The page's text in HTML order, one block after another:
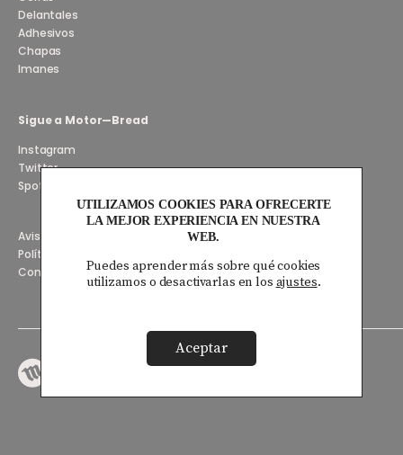
Delantales
Adhesivos
Chapas
Imanes
Sigue a Motor—Bread
Instagram
Twitter
Spotify
Aviso Legal y Privacidad
Política de Cookies
Condiciones de uso y compra
© 2026 Joaquín
Desarrollado por
UTILIZAMOS COOKIES PARA OFRECERTE
LA MEJOR EXPERIENCIA EN NUESTRA
WEB.
Puedes aprender más sobre qué cookies
utilizamos o desactivarlas en los ajustes.
Aceptar